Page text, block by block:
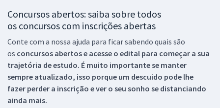
Concursos abertos: saiba sobre todos
os concursos com inscrições abertas
Conte com a nossa ajuda para ficar sabendo quais são
os concursos abertos e acesse o edital para começar a sua
trajetória de estudo. É muito importante se manter
sempre atualizado, isso porque um descuido pode lhe
fazer perder a inscrição e ver o seu sonho se distanciando
ainda mais.